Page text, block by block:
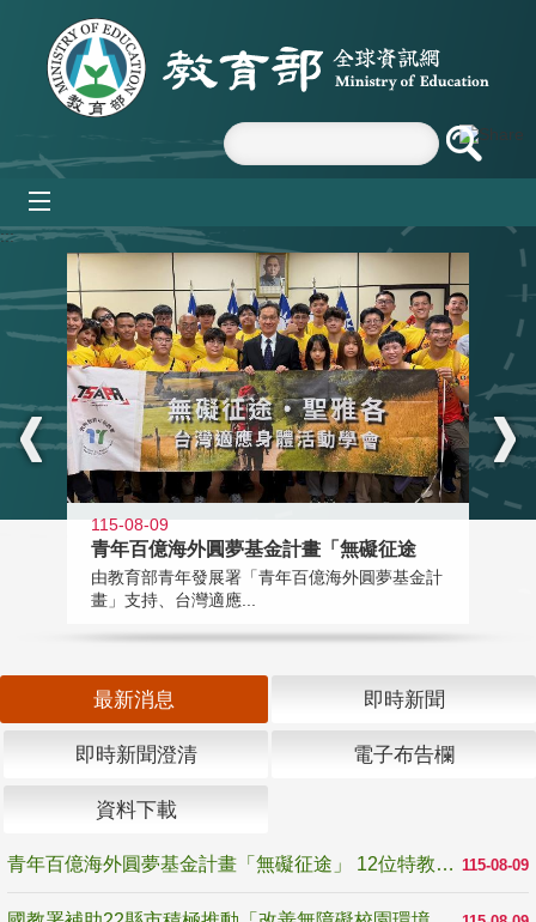
跳到主要內容區塊
:::
115-08-09
青年百億海外圓夢基金計畫「無礙征途
由教育部青年發展署「青年百億海外圓夢基金計
畫」支持、台灣適應...
最新消息 即時新聞
即時新聞澄清 電子布告欄
資料下載
115-08-09
青年百億海外圓夢基金計畫「無礙征途」 12位特教與弱勢青年勇闖西班牙 跨越感官限制見證生命蛻變